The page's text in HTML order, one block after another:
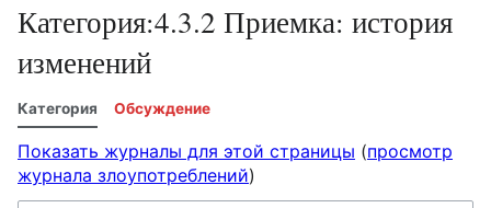
Категория:4.3.2 Приемка: история
изменений
Категория Обсуждение
Показать журналы для этой страницы (просмотр
журнала злоупотреблений)